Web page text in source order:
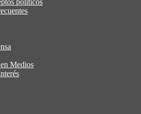
europeísmo
políticos
Medios